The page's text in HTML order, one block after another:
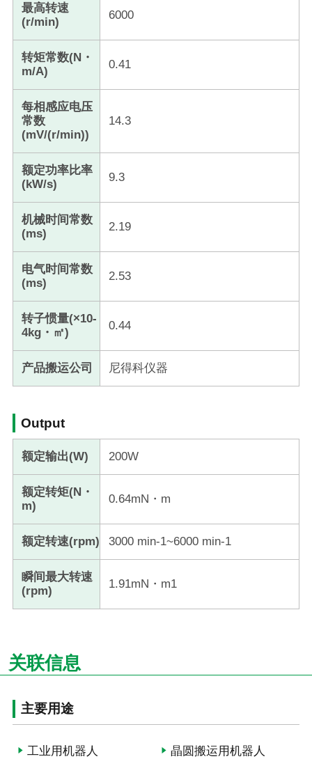
最高转速
(r/min)
6000
转矩常数(N・
m/A)
0.41
每相感应电压
常数
(mV/(r/min))
14.3
额定功率比率
(kW/s)
9.3
机械时间常数
(ms)
2.19
电气时间常数
(ms)
2.53
转子惯量(×10-
4kg・㎡)
0.44
产品搬运公司 尼得科仪器
Output
额定输出(W) 200W
额定转矩(N・
m)
0.64mN・m
额定转速(rpm) 3000 min-1~6000 min-1
瞬间最大转速
(rpm)
1.91mN・m1
关联信息
主要用途
工业用机器人 晶圆搬运用机器人